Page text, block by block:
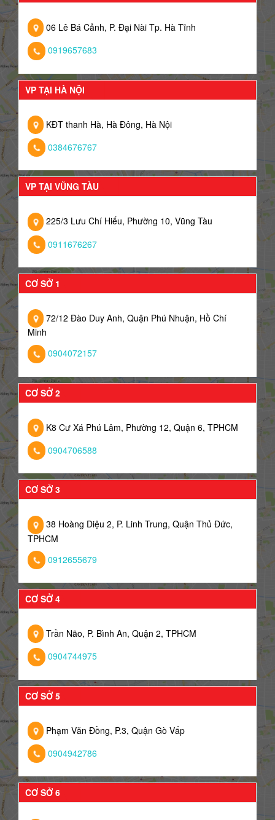
06 Lê Bá Cảnh, P. Đại Nài Tp. Hà Tĩnh
0919657683
VP TẠI HÀ NỘI
KĐT thanh Hà, Hà Đông, Hà Nội
0384676767
VP TẠI VŨNG TÀU
225/3 Lưu Chí Hiếu, Phường 10, Vũng Tàu
0911676267
CƠ SỞ 1
72/12 Đào Duy Anh, Quận Phú Nhuận, Hồ Chí
Minh
0904072157
CƠ SỞ 2
K8 Cư Xá Phú Lâm, Phường 12, Quận 6, TPHCM
0904706588
CƠ SỞ 3
38 Hoàng Diệu 2, P. Linh Trung, Quận Thủ Đức,
TPHCM
0912655679
CƠ SỞ 4
Trần Não, P. Bình An, Quận 2, TPHCM
0904744975
CƠ SỞ 5
Phạm Văn Đồng, P.3, Quận Gò Vấp
0904942786
CƠ SỞ 6